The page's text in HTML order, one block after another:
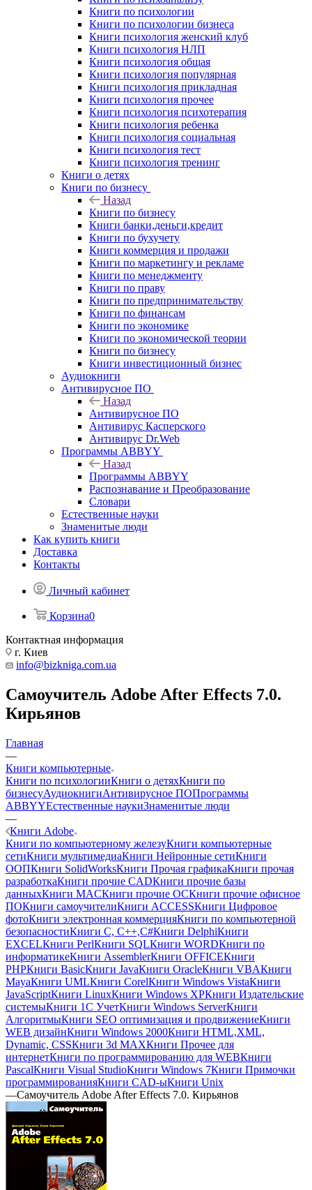
Книги по психологии
Книги по психологии бизнеса
Книги психология женский клуб
Книги психология НЛП
Книги психология общая
Книги психология популярная
Книги психология прикладная
Книги психология прочее
Книги психология психотерапия
Книги психология ребенка
Книги психология социальная
Книги психология тест
Книги психология тренинг
Книги о детях
Книги по бизнесу
Назад
Книги по бизнесу
Книги банки,деньги,кредит
Книги по бухучету
Книги коммерция и продажи
Книги по маркетингу и рекламе
Книги по менеджменту
Книги по праву
Книги по предпринимательству
Книги по финансам
Книги по экономике
Книги по экономической теории
Книги по бизнесу
Книги инвестиционный бизнес
Аудиокниги
Антивирусное ПО
Назад
Антивирусное ПО
Антивирус Касперского
Антивирус Dr.Web
Программы ABBYY
Назад
Программы ABBYY
Распознавание и Преобразование
Словари
Естественные науки
Знаменитые люди
Как купить книги
Доставка
Контакты
Личный кабинет
Корзина0
Контактная информация
г. Киев
info@bizkniga.com.ua
Самоучитель Adobe After Effects 7.0.
Кирьянов
Главная
—
Книги компьютерные
Книги по психологииКниги о детяхКниги по
бизнесуАудиокнигиАнтивирусное ПОПрограммы
ABBYYЕстественные наукиЗнаменитые люди
—
Книги Adobe
Книги по компьютерному железуКниги компьютерные
сетиКниги мультимедиаКниги Нейронные сетиКниги
ООПКниги SolidWorksКниги Прочая графикаКниги прочая
разработкаКниги прочие CADКниги прочие базы
данныхКниги MACКниги прочие ОСКниги прочие офисное
ПОКниги самоучителиКниги ACCESSКниги Цифровое
фотоКниги электронная коммерцияКниги по компьютерной
безопасностиКниги C, C++,С#Книги DelphiКниги
EXCELКниги PerlКниги SQLКниги WORDКниги по
информатикеКниги AssemblerКниги OFFICEКниги
PHPКниги BasicКниги JavaКниги OracleКниги VBAКниги
MayaКниги UMLКниги CorelКниги Windows VistaКниги
JavaScriptКниги LinuxКниги Windows XPКниги Издательские
системыКниги 1C УчетКниги Windows ServerКниги
АлгоритмыКниги SEO оптимизация и продвижениеКниги
WEB дизайнКниги Windows 2000Книги HTML,XML,
Dynamic, CSSКниги 3d MAXКниги Прочее для
интернетКниги по программированию для WEBКниги
PascalКниги Visual StudioКниги Windows 7Книги Примочки
программированияКниги CAD-ыКниги Unix
—Самоучитель Adobe After Effects 7.0. Кирьянов